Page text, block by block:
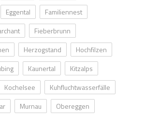
Eggental
Familiennest
Fieberbrunn
Herzogstand
Hochfilzen
Kaunertal
Kitzalps
Kochelsee
Kuhfluchtwasserfälle
Murnau
Obereggen